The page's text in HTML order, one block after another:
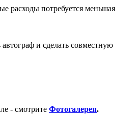
расходы потребуется меньшая
автограф и сделать совместную
- смотрите Фотогалерея.